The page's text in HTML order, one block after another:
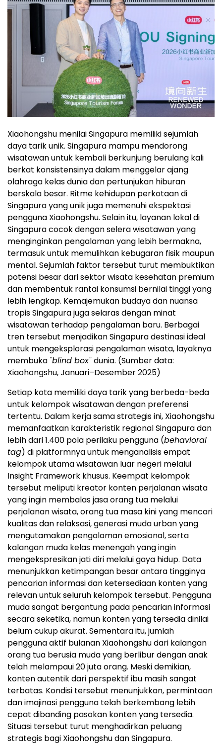
Xiaohongshu menilai Singapura memiliki sejumlah
daya tarik unik. Singapura mampu mendorong
wisatawan untuk kembali berkunjung berulang kali
berkat konsistensinya dalam menggelar ajang
olahraga kelas dunia dan pertunjukan hiburan
berskala besar. Ritme kehidupan perkotaan di
Singapura yang unik juga memenuhi ekspektasi
pengguna Xiaohongshu. Selain itu, layanan lokal di
Singapura cocok dengan selera wisatawan yang
menginginkan pengalaman yang lebih bermakna,
termasuk untuk memulihkan kebugaran fisik maupun
mental. Sejumlah faktor tersebut turut membuktikan
potensi besar dari sektor wisata kesehatan premium
dan membentuk rantai konsumsi bernilai tinggi yang
lebih lengkap. Kemajemukan budaya dan nuansa
tropis Singapura juga selaras dengan minat
wisatawan terhadap pengalaman baru. Berbagai
tren tersebut menjadikan Singapura destinasi ideal
untuk mengeksplorasi pengalaman wisata, layaknya
membuka "blind box"dunia. (Sumber data:
Xiaohongshu, Januari–Desember 2025)
Setiap kota memiliki daya tarik yang berbeda-beda
untuk kelompok wisatawan dengan preferensi
tertentu. Dalam kerja sama strategis ini, Xiaohongshu
memanfaatkan karakteristik regional Singapura dan
lebih dari 1.400 pola perilaku pengguna (behavioral
tag) di platformnya untuk menganalisis empat
kelompok utama wisatawan luar negeri melalui
Insight Framework khusus. Keempat kelompok
tersebut meliputi kreator konten perjalanan wisata
yang ingin membalas jasa orang tua melalui
perjalanan wisata, orang tua masa kini yang mencari
kualitas dan relaksasi, generasi muda urban yang
mengutamakan pengalaman emosional, serta
kalangan muda kelas menengah yang ingin
mengekspresikan jati diri melalui gaya hidup. Data
menunjukkan ketimpangan besar antara tingginya
pencarian informasi dan ketersediaan konten yang
relevan untuk seluruh kelompok tersebut. Pengguna
muda sangat bergantung pada pencarian informasi
secara seketika, namun konten yang tersedia dinilai
belum cukup akurat. Sementara itu, jumlah
pengguna aktif bulanan Xiaohongshu dari kalangan
orang tua berusia muda yang berlibur dengan anak
telah melampaui 20 juta orang. Meski demikian,
konten autentik dari perspektif ibu masih sangat
terbatas. Kondisi tersebut menunjukkan, permintaan
dan imajinasi pengguna telah berkembang lebih
cepat dibanding pasokan konten yang tersedia.
Situasi tersebut turut menghadirkan peluang
strategis bagi Xiaohongshu dan Singapura.